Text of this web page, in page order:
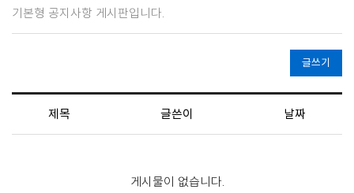
기본형 공지사항 게시판입니다.
글쓰기
제목 글쓴이 날짜
게시물이 없습니다.